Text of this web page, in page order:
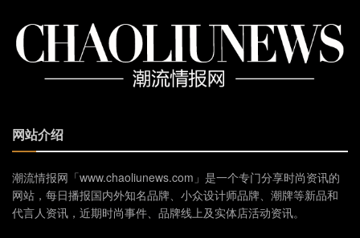
网站介绍
潮流情报网「www.chaoliunews.com」是一个专门分享时尚资讯的
网站，每日播报国内外知名品牌、小众设计师品牌、潮牌等新品和
代言人资讯，近期时尚事件、品牌线上及实体店活动资讯。